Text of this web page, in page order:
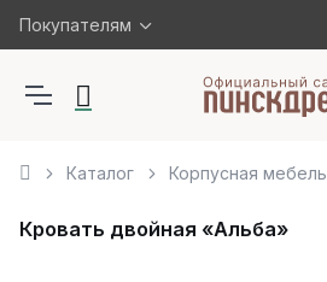
Покупателям
Каталог Корпусная мебель
Кровать двойная «Альба»